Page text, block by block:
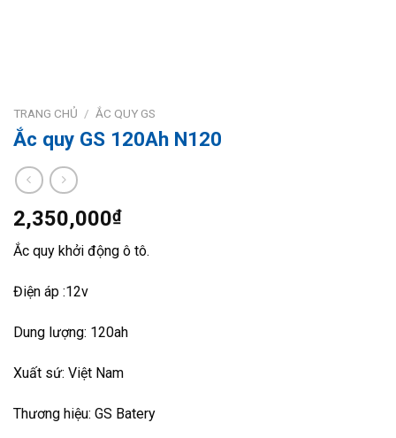
TRANG CHỦ / ẮC QUY GS
Ắc quy GS 120Ah N120
2,350,000₫
Ắc quy khởi động ô tô.
Điện áp :12v
Dung lượng: 120ah
Xuất sứ: Việt Nam
Thương hiệu: GS Batery